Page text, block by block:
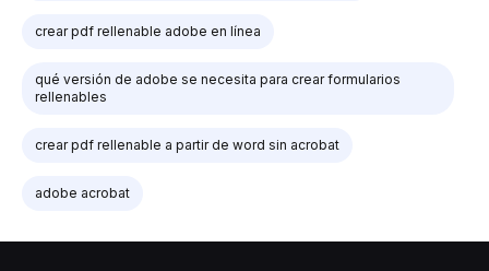
crear pdf rellenable adobe en línea
qué versión de adobe se necesita para crear formularios
rellenables
crear pdf rellenable a partir de word sin acrobat
adobe acrobat